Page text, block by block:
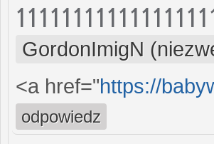
GordonImigN
<a href="https://
odpowiedz